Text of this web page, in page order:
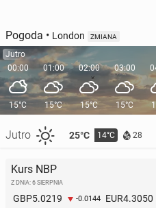
Pogoda • London ZMIANA
Jutro
00:00
15°C
Jutro 25°C 14°C 28
01:00
15°C
02:00
15°C
03:00
15°C
Kurs NBP
Z DNIA: 6 SIERPNIA
GBP5.0219 -0.0144 EUR4.3050